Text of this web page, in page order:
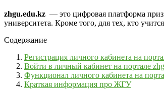
zhgu.edu.kz — это цифровая платформа
университета. Кроме того, для тех, кто
Содержание
Регистрация личного кабинета на
Войти в личный кабинет на портале
Функционал личного кабинета на
Краткая информация про ЖГУ